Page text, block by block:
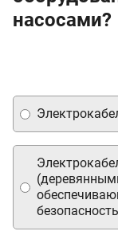
насосами?